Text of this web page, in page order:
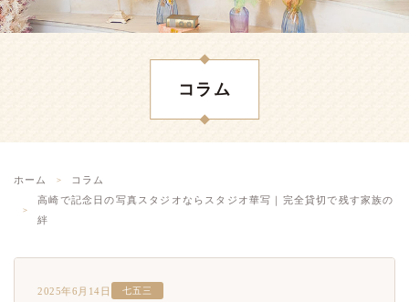
コラム
ホーム
コラム
高崎で記念日の写真スタジオならスタジオ華写｜完全貸切で残す家族の
絆
2025年6月14日 七五三